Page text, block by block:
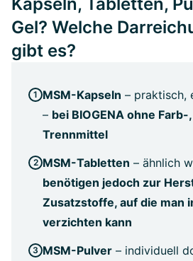
Gel? Welche
gibt es?
MSM-Kapseln – praktisch,
– bei BIOGENA ohne
Trennmittel
MSM-Tabletten – ähnlich
benötigen jedoch zur
Zusatzstoffe, auf die man
verzichten kann
MSM-Pulver – individuell